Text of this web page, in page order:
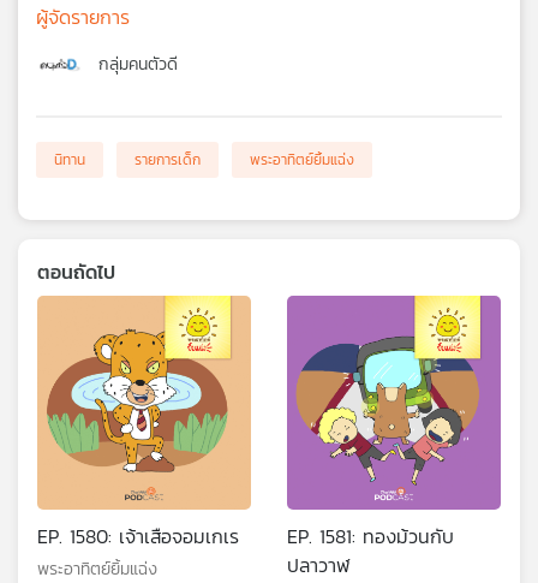
ผู้จัดรายการ
กลุ่มคนตัวดี
นิทาน รายการเด็ก พระอาทิตย์ยิ้มแฉ่ง
ตอนถัดไป
EP. 1580: เจ้าเสือจอมเกเร
พระอาทิตย์ยิ้มแฉ่ง
EP. 1581: ทองม้วนกับ
ปลาวาฬ